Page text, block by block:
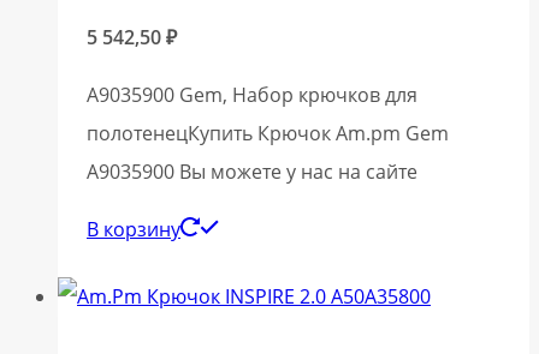
5 542,50₽
A9035900 Gem, Набор крючков для
полотенецКупить Крючок Am.pm Gem
A9035900 Вы можете у нас на сайте
В корзину